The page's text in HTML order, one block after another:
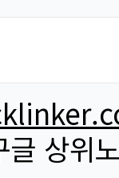
상위